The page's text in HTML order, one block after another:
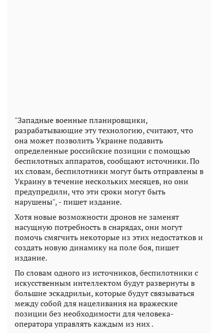
"Западные военные планировщики,
разрабатывающие эту технологию, считают, что
она может позволить Украине подавить
определенные российские позиции с помощью
беспилотных аппаратов, сообщают источники. По
их словам, беспилотники могут быть отправлены в
Украину в течение нескольких месяцев, но они
предупредили, что эти сроки могут быть
нарушены", - пишет издание.
Хотя новые возможности дронов не заменят
насущную потребность в снарядах, они могут
помочь смягчить некоторые из этих недостатков и
создать новую динамику на поле боя, пишет
издание.
По словам одного из источников, беспилотники с
искусственным интеллектом будут развернуты в
большие эскадрильи, которые будут связываться
между собой для нацеливания на вражеские
позиции без необходимости для человека-
оператора управлять каждым из них .